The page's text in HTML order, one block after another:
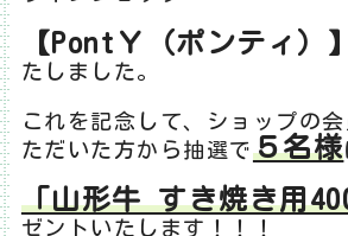
【PontＹ（ポンティ）】
たしました。
これを記念して、ショップの
ただいた方から抽選で５名様
「山形牛 すき焼き用
ゼントいたします！！！